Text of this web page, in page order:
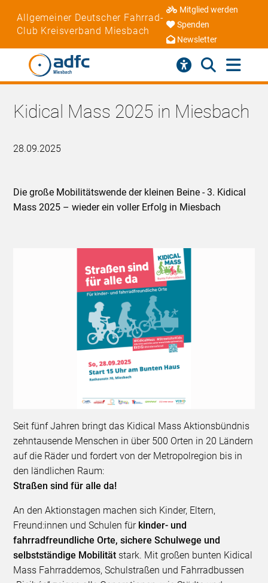
Allgemeiner Deutscher Fahrrad-
Club Kreisverband Miesbach
Mitglied werden
Spenden
Newsletter
Kidical Mass 2025 in Miesbach
28.09.2025
Die große Mobilitätswende der kleinen Beine - 3. Kidical
Mass 2025 – wieder ein voller Erfolg in Miesbach
Seit fünf Jahren bringt das Kidical Mass Aktionsbündnis
zehntausende Menschen in über 500 Orten in 20 Ländern
auf die Räder und fordert von der Metropolregion bis in
den ländlichen Raum:
Straßen sind für alle da!
An den Aktionstagen machen sich Kinder, Eltern,
Freund:innen und Schulen für kinder- und
fahrradfreundliche Orte, sichere Schulwege und
selbstständige Mobilität stark. Mit großen bunten Kidical
Mass Fahrraddemos, Schulstraßen und Fahrradbussen